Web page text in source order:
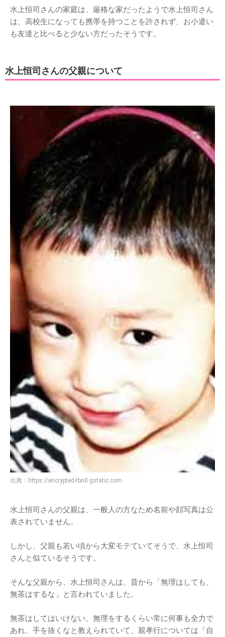
水上恒司さんの家庭は、厳格な家だったようで水上恒司さん
は、高校生になっても携帯を持つことを許されず、お小遣い
も友達と比べると少ない方だったそうです。
水上恒司さんの父親について
出典： https://encrypted-tbn0.gstatic.com
水上恒司さんの父親は、一般人の方なため名前や顔写真は公
表されていません。
しかし、父親も若い頃から大変モテていてそうで、水上恒司
さんと似ているそうです。
そんな父親から、水上恒司さんは、昔から「無理はしても、
無茶はするな」と言われていました。
無茶はしてはいけない、無理をするくらい常に何事も全力で
あれ、手を抜くなと教えられていて、親孝行については「自